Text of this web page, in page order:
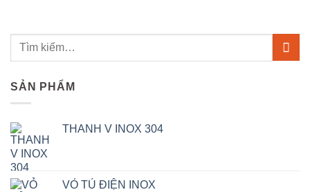
SẢN PHẨM
THANH V INOX 304
VỎ TỦ ĐIỆN INOX